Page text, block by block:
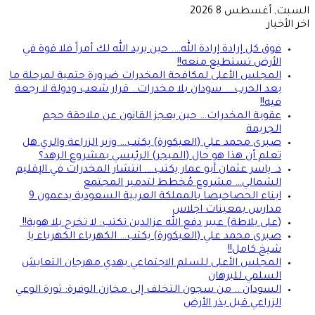
السبت, أغسطس 8 2026
اخر الأخبار
فوق كل إرادة إرادة الله…. حين يريد الله لك أمراً فلا قوة في
الأرض تستطيع منعه!!
المجلس الأعلى لمكافحة المخدرات ضرورة حتمية لمرحلة ما
بعد الحرب…. سودان بلا مخدرات.. قرار شعب ودولة لا رجعة
فيه!!
عقوبة المخدرات… حين يعجز القانون عن ملاحقة حجم
الجريمة
صبرى محمد علي (العيكورة) يكتب… وزير الزراعة والري هل
تعلم أن هذا هو حال (الميجر) الرئيسي بمشروع الرهد؟
د. ياسر عثمان أبو عمار يكتب…. انتشار المخدرات في الإقليم
الشمالي… مشروع مُخطط لتدمير المجتمع
ابناء الحصاحيصا بالمملكة العربية السعودية يدعمون 9
مدارس بمعينات اجلاس
(على بلاطة) عبير دفع الله عزالدين تكتب: لا تخرج بلا هوية!!
صبرى محمد علي (العيكورة) يكتب… الكهرباء الكهرباء يا
شيخ كامل!!
المجلس الأعلى للسلم الاجتماعي يهدي مهرجان التعايش
السلمي للبرهان
السودان .. من سجون التخلف إلى مخازن الوفرة: ثورة الوعي
الزراعي قبل بذر الأرض